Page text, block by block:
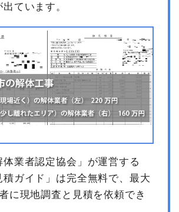
出ています。
体業者認定協会」が運営する
積ガイド」は完全無料で、最大
に現地調査と見積を依頼でき